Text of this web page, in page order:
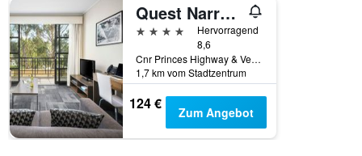
Quest Narre Warren
4 Sterne
Hervorragend
8,6
Cnr Princes Highway & Verdun Drive, Narre Warren, VIC, Australien
1,7 km vom Stadtzentrum
124 € Zum Angebot